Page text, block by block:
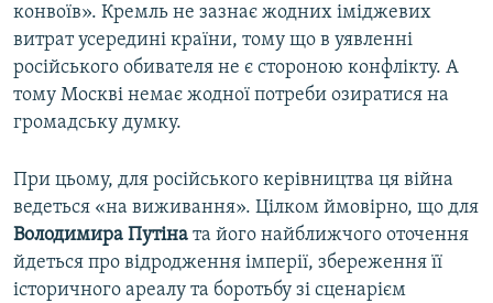
конвоїв». Кремль не зазнає жодних іміджевих
витрат усередині країни, тому що в уявленні
російського обивателя не є стороною конфлікту. А
тому Москві немає жодної потреби озиратися на
громадську думку.
При цьому, для російського керівництва ця війна
ведеться «на виживання». Цілком ймовірно, що для
Володимира Путіна та його найближчого оточення
йдеться про відродження імперії, збереження її
історичного ареалу та боротьбу зі сценарієм